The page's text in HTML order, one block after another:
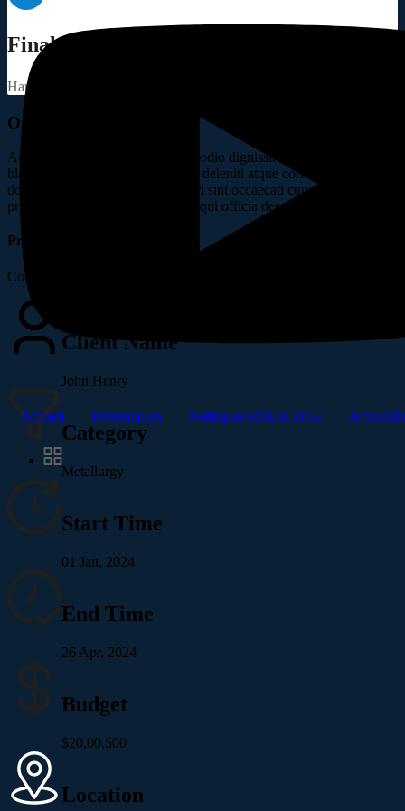
Accueil Présentation Politiques RSE & HSE Actualités
Final Assembly
Handful model sentence structures generate which looks reasonable.
Other Speciality
At vero eos et accusamus et iusto odio dignissimos ducimus qui
blanditiis praesentium voluptatum deleniti atque corrupti quos
dolores et quas molestias excepturi sint occaecati cupiditate non
provident, similique sunt in culpa qui officia deserunt mollitia animi.
Project Information
Completely synergize resource taxing relationships via premier.
Client Name
John Henry
Category
Metallurgy
Start Time
01 Jan, 2024
End Time
26 Apr, 2024
Budget
$20,00,500
Location